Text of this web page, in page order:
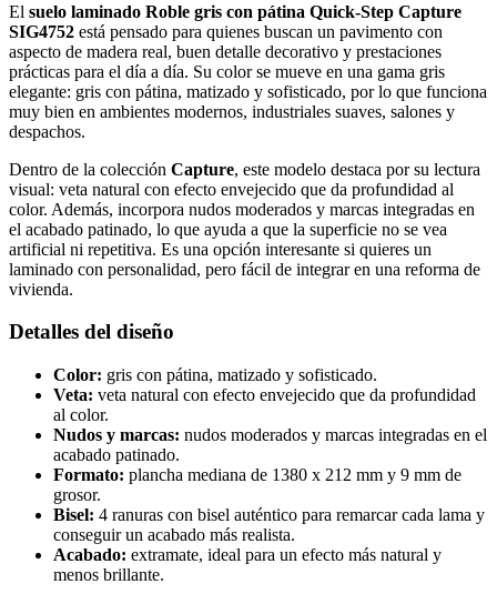
El suelo laminado Roble gris con pátina Quick-Step Capture
SIG4752 está pensado para quienes buscan un pavimento con
aspecto de madera real, buen detalle decorativo y prestaciones
prácticas para el día a día. Su color se mueve en una gama gris
elegante: gris con pátina, matizado y sofisticado, por lo que funciona
muy bien en ambientes modernos, industriales suaves, salones y
despachos.
Dentro de la colección Capture, este modelo destaca por su lectura
visual: veta natural con efecto envejecido que da profundidad al
color. Además, incorpora nudos moderados y marcas integradas en
el acabado patinado, lo que ayuda a que la superficie no se vea
artificial ni repetitiva. Es una opción interesante si quieres un
laminado con personalidad, pero fácil de integrar en una reforma de
vivienda.
Detalles del diseño
Color: gris con pátina, matizado y sofisticado.
Veta: veta natural con efecto envejecido que da profundidad
al color.
Nudos y marcas: nudos moderados y marcas integradas en el
acabado patinado.
Formato: plancha mediana de 1380 x 212 mm y 9 mm de
grosor.
Bisel: 4 ranuras con bisel auténtico para remarcar cada lama y
conseguir un acabado más realista.
Acabado: extramate, ideal para un efecto más natural y
menos brillante.